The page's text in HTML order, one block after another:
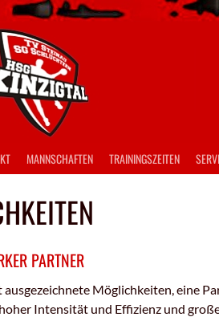
MANNSCHAFTEN TRAININGSZEITEN
PARTNER
Möglichkeiten, eine
Intensität und Effizienz und